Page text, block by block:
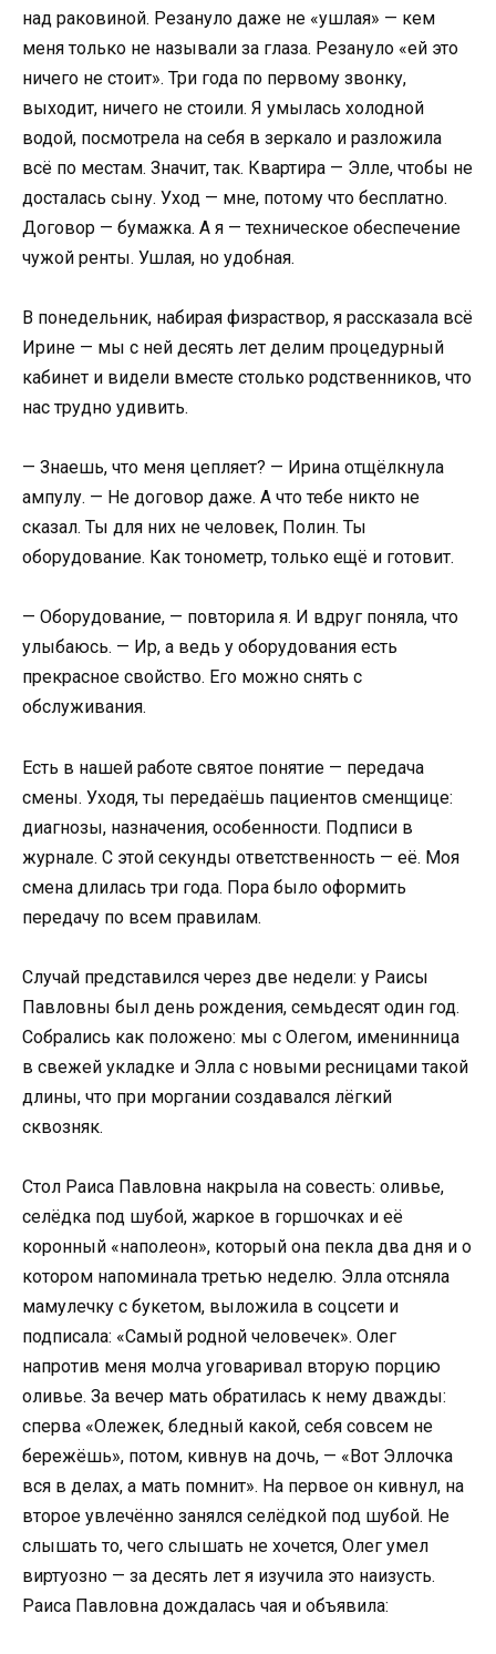
над раковиной. Резануло даже не «ушлая» — кем
меня только не называли за глаза. Резануло «ей это
ничего не стоит». Три года по первому звонку,
выходит, ничего не стоили. Я умылась холодной
водой, посмотрела на себя в зеркало и разложила
всё по местам. Значит, так. Квартира — Элле, чтобы не
досталась сыну. Уход — мне, потому что бесплатно.
Договор — бумажка. А я — техническое обеспечение
чужой ренты. Ушлая, но удобная.
В понедельник, набирая физраствор, я рассказала всё
Ирине — мы с ней десять лет делим процедурный
кабинет и видели вместе столько родственников, что
нас трудно удивить.
— Знаешь, что меня цепляет? — Ирина отщёлкнула
ампулу. — Не договор даже. А что тебе никто не
сказал. Ты для них не человек, Полин. Ты
оборудование. Как тонометр, только ещё и готовит.
— Оборудование, — повторила я. И вдруг поняла, что
улыбаюсь. — Ир, а ведь у оборудования есть
прекрасное свойство. Его можно снять с
обслуживания.
Есть в нашей работе святое понятие — передача
смены. Уходя, ты передаёшь пациентов сменщице:
диагнозы, назначения, особенности. Подписи в
журнале. С этой секунды ответственность — её. Моя
смена длилась три года. Пора было оформить
передачу по всем правилам.
Случай представился через две недели: у Раисы
Павловны был день рождения, семьдесят один год.
Собрались как положено: мы с Олегом, именинница
в свежей укладке и Элла с новыми ресницами такой
длины, что при моргании создавался лёгкий
сквозняк.
Стол Раиса Павловна накрыла на совесть: оливье,
селёдка под шубой, жаркое в горшочках и её
коронный «наполеон», который она пекла два дня и о
котором напоминала третью неделю. Элла отсняла
мамулечку с букетом, выложила в соцсети и
подписала: «Самый родной человечек». Олег
напротив меня молча уговаривал вторую порцию
оливье. За вечер мать обратилась к нему дважды:
сперва «Олежек, бледный какой, себя совсем не
бережёшь», потом, кивнув на дочь, — «Вот Эллочка
вся в делах, а мать помнит». На первое он кивнул, на
второе увлечённо занялся селёдкой под шубой. Не
слышать то, чего слышать не хочется, Олег умел
виртуозно — за десять лет я изучила это наизусть.
Раиса Павловна дождалась чая и объявила: